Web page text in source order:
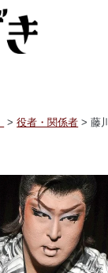
>役者・関係者 > 藤